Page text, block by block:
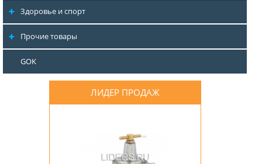
Здоровье и спорт
Прочие товары
GOK
ЛИДЕР ПРОДАЖ